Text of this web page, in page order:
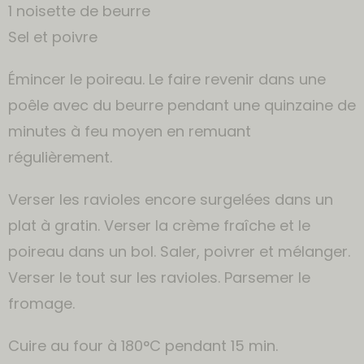
1 noisette de beurre
Sel et poivre
Émincer le poireau. Le faire revenir dans une
poêle avec du beurre pendant une quinzaine de
minutes à feu moyen en remuant
régulièrement.
Verser les ravioles encore surgelées dans un
plat à gratin. Verser la crème fraîche et le
poireau dans un bol. Saler, poivrer et mélanger.
Verser le tout sur les ravioles. Parsemer le
fromage.
Cuire au four à 180°C pendant 15 min.